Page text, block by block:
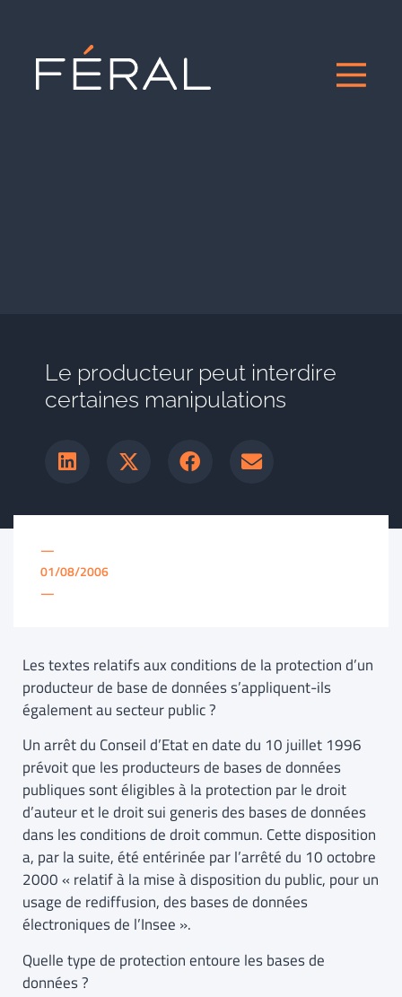
Le producteur peut interdire
certaines manipulations
—
01/08/2006
—
Les textes relatifs aux conditions de la protection d’un
producteur de base de données s’appliquent-ils
également au secteur public ?
Un arrêt du Conseil d’Etat en date du 10 juillet 1996
prévoit que les producteurs de bases de données
publiques sont éligibles à la protection par le droit
d’auteur et le droit sui generis des bases de données
dans les conditions de droit commun. Cette disposition
a, par la suite, été entérinée par l’arrêté du 10 octobre
2000 « relatif à la mise à disposition du public, pour un
usage de rediffusion, des bases de données
électroniques de l’Insee ».
Quelle type de protection entoure les bases de
données ?